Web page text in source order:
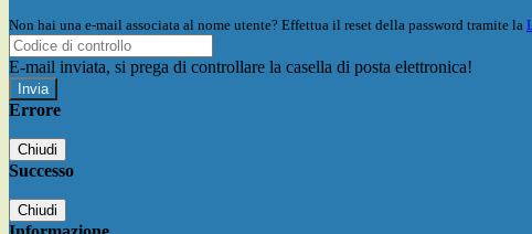
Non hai una e-mail associata al nome utente? Effettua il reset della password tramite la
E-mail inviata, si prega di controllare la casella di posta elettronica!
Errore
Chiudi
Successo
Chiudi